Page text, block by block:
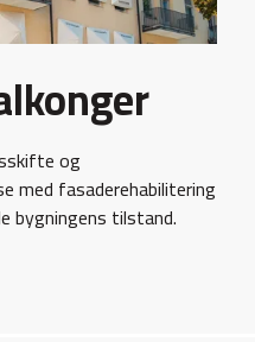
og
med fasaderehabilitering
bygningens tilstand.